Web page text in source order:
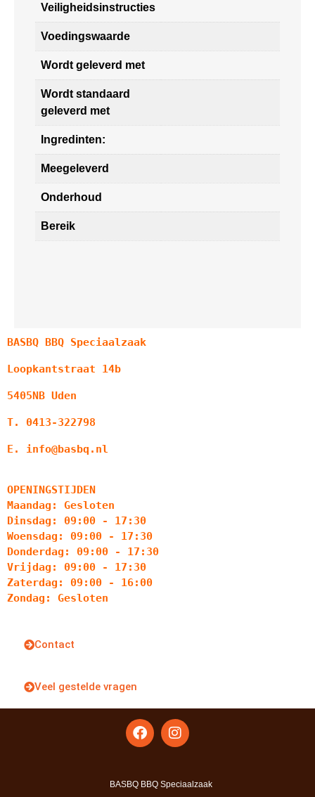
Veiligheidsinstructies
Voedingswaarde
Wordt geleverd met
Wordt standaard
geleverd met
Ingredinten:
Meegeleverd
Onderhoud
Bereik
BASBQ BBQ Speciaalzaak
Loopkantstraat 14b
5405NB Uden
T. 0413-322798
E. info@basbq.nl
OPENINGSTIJDEN
Maandag: Gesloten
Dinsdag: 09:00 - 17:30
Woensdag: 09:00 - 17:30
Donderdag: 09:00 - 17:30
Vrijdag: 09:00 - 17:30
Zaterdag: 09:00 - 16:00
Zondag: Gesloten
Contact
Veel gestelde vragen
BASBQ BBQ Speciaalzaak